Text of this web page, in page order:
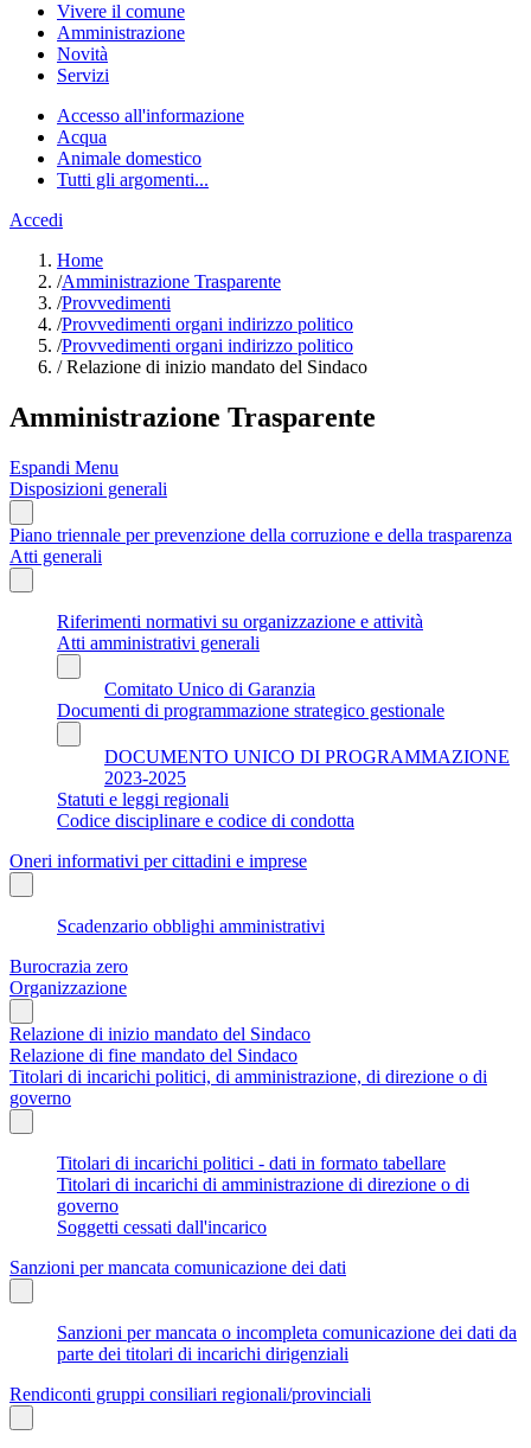
Vivere il comune
Amministrazione
Novità
Servizi
Accesso all'informazione
Acqua
Animale domestico
Tutti gli argomenti...
Accedi
Home
/Amministrazione Trasparente
/Provvedimenti
/Provvedimenti organi indirizzo politico
/Provvedimenti organi indirizzo politico
/Relazione di inizio mandato del Sindaco
Amministrazione Trasparente
Espandi Menu
Disposizioni generali
Piano triennale per prevenzione della corruzione e della trasparenza
Atti generali
Riferimenti normativi su organizzazione e attività
Atti amministrativi generali
Comitato Unico di Garanzia
Documenti di programmazione strategico gestionale
DOCUMENTO UNICO DI PROGRAMMAZIONE
2023-2025
Statuti e leggi regionali
Codice disciplinare e codice di condotta
Oneri informativi per cittadini e imprese
Scadenzario obblighi amministrativi
Burocrazia zero
Organizzazione
Relazione di inizio mandato del Sindaco
Relazione di fine mandato del Sindaco
Titolari di incarichi politici, di amministrazione, di direzione o di
governo
Titolari di incarichi politici - dati in formato tabellare
Titolari di incarichi di amministrazione di direzione o di
governo
Soggetti cessati dall'incarico
Sanzioni per mancata comunicazione dei dati
Sanzioni per mancata o incompleta comunicazione dei dati da
parte dei titolari di incarichi dirigenziali
Rendiconti gruppi consiliari regionali/provinciali